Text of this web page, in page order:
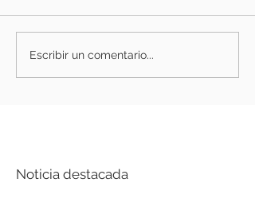
Escribir un comentario...
Noticia destacada